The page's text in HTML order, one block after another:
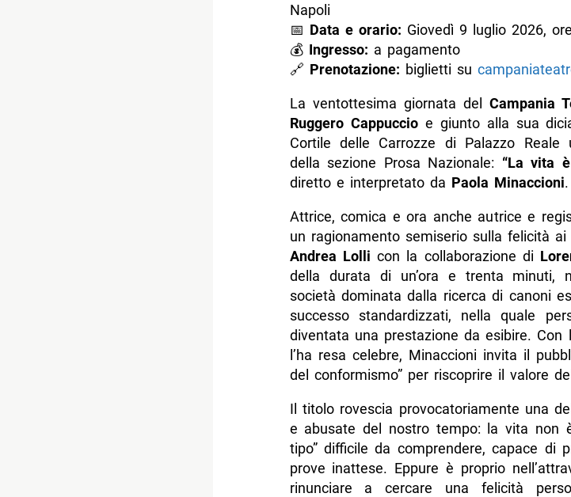
Napoli
📅 Data e orario: Giovedì 9 luglio 2026,
💰 Ingresso: a pagamento
🔗 Prenotazione: biglietti su
La ventottesima giornata del Campania
Ruggero Cappuccioe giunto alla sua
Cortile delle Carrozze di Palazzo
della sezione Prosa Nazionale: “La vita
diretto e interpretato da Paola Minaccioni.
Attrice, comica e ora anche autrice e
un ragionamento semiserio sulla felicità
Andrea Lolli con la collaborazione di
della durata di un’ora e trenta minuti,
società dominata dalla ricerca di canoni
successo standardizzati, nella quale
diventata una prestazione da esibire.
l’ha resa celebre, Minaccioni invita il
del conformismo” per riscoprire il valore
Il titolo rovescia provocatoriamente una
e abusate del nostro tempo: la vita non
tipo” difficile da comprendere, capace di
prove inattese. Eppure è proprio
rinunciare a cercare una felicità